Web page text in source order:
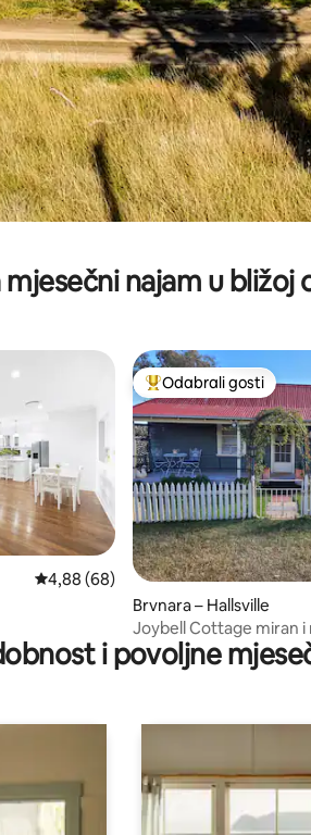
najam u bližoj
Prosječna ocjena: 4,88/5, recenzija:
4,88 (68)
Među najviše
Odabrali gosti
Brvnara – Hallsville
Joybell Cottage miran i
prekrasnim pogledom.
i povoljne